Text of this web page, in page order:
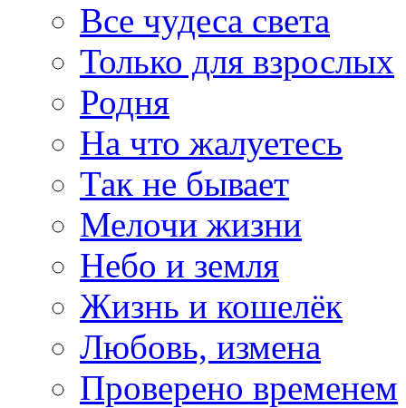
Все чудеса света
Только для взрослых
Родня
На что жалуетесь
Так не бывает
Мелочи жизни
Небо и земля
Жизнь и кошелёк
Любовь, измена
Проверено временем